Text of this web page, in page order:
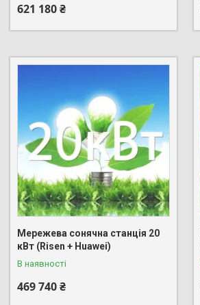
621 180 ₴
Мережева сонячна станція 20
кВт (Risen + Huawei)
В наявності
469 740 ₴